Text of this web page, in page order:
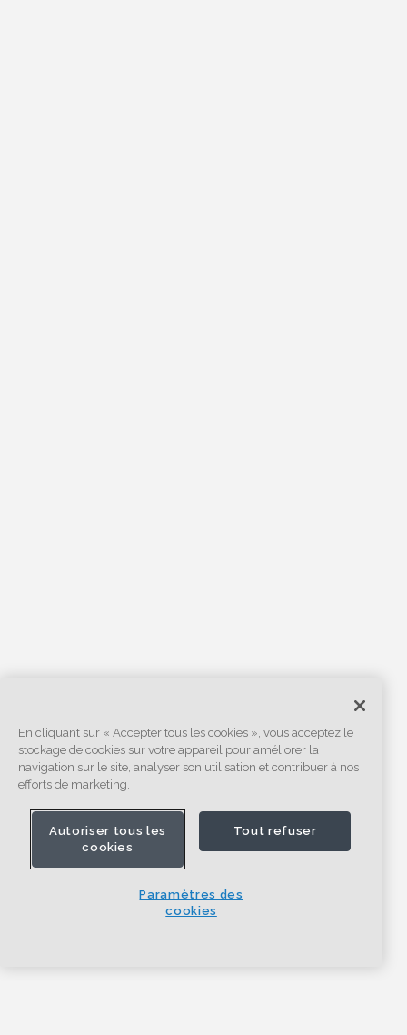
En cliquant sur « Accepter tous les cookies », vous acceptez le
stockage de cookies sur votre appareil pour améliorer la
navigation sur le site, analyser son utilisation et contribuer à nos
efforts de marketing.
Autoriser tous les
cookies
Tout refuser
Paramètres des
cookies